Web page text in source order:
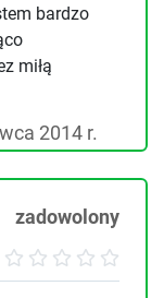
bardzo
miłą
2014 r.
zadowolony